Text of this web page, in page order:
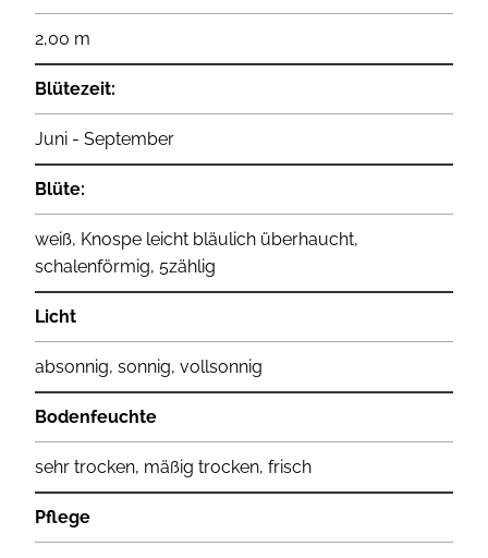
2,00 m
Blütezeit:
Juni - September
Blüte:
weiß, Knospe leicht bläulich überhaucht,
schalenförmig, 5zählig
Licht
absonnig, sonnig, vollsonnig
Bodenfeuchte
sehr trocken, mäßig trocken, frisch
Pflege